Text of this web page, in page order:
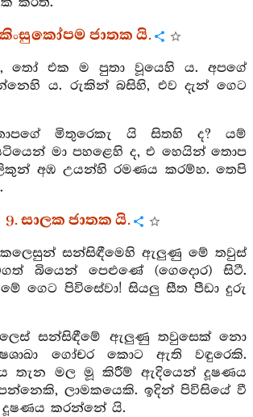
කිංසුකෝපම ජාතක යි.
තෝ එක ම පුතා වූයෙහි ය. අපගේ
ය. රුකින් බසිහි, එව දැන් ගෙට
මිතුරෙකැ යි සිතහි ද? යම්
මා පහළෙහි ද, එ හෙයින් තොප
අඹ උයන්හි රමණය කරම්හ. තෙපි
9. සාලක ජාතක යි.
කෙලෙසුන් සන්සිඳීමෙහි ඇලුණු මේ තවුස්
බියෙන් පෙළුණේ (ගෙදොර) සිටී.
ගෙට පිවිසේවා! සියලු සීත පීඩා දුරු
සන්සිඳීමේ ඇලුණු තවුසෙක් නො
ගෝචර කොට ඇති වඳුරෙකි.
තැන මල මූ කිරීම් ඇදියෙන් දූෂණය
ලාමකයෙකි. ඉදින් පිවිසියේ වී
කරන්නේ යි.